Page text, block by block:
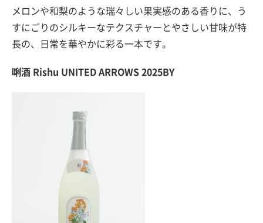
メロンや和梨のような瑞々しい果実感のある香りに、う
すにごりのシルキーなテクスチャーとやさしい甘味が特
長の、日常を華やかに彩る一本です。
唎酒 Rishu UNITED ARROWS 2025BY